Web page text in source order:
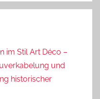
im Stil Art Déco –
und
historischer